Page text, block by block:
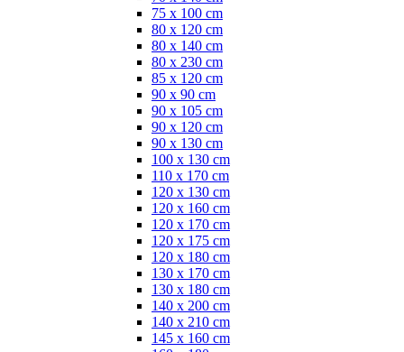
75 x 100 cm
80 x 120 cm
80 x 140 cm
80 x 230 cm
85 x 120 cm
90 x 90 cm
90 x 105 cm
90 x 120 cm
90 x 130 cm
100 x 130 cm
110 x 170 cm
120 x 130 cm
120 x 160 cm
120 x 170 cm
120 x 175 cm
120 x 180 cm
130 x 170 cm
130 x 180 cm
140 x 200 cm
140 x 210 cm
145 x 160 cm